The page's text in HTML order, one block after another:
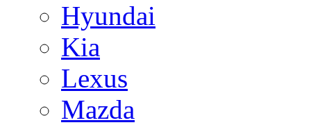
Hyundai
Kia
Lexus
Mazda